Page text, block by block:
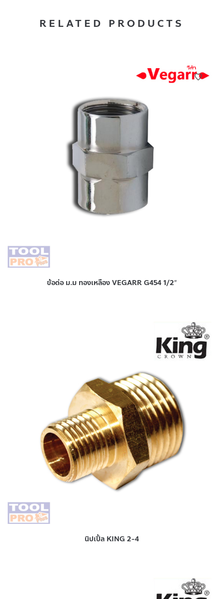
RELATED PRODUCTS
ข้อต่อ ม.ม ทองเหลือง VEGARR G454 1/2″
นิปเปิ้ล KING 2-4